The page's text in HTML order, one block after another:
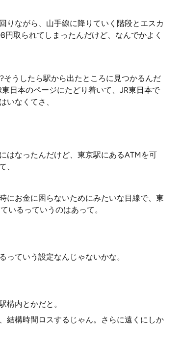
りながら、山手線に降りていく階段とエスカ
取られてしまったんだけど、なんでかよく
うしたら駅から出たところに見つかるんだ
日本のページにたどり着いて、JR東日本で
いなくてさ、
はなったんだけど、東京駅にあるATMを可
、
にお金に困らないためにみたいな目線で、東
いるっていうのはあって。
ていう設定なんじゃないかな。
構内とかだと。
結構時間ロスするじゃん。さらに遠くにしか